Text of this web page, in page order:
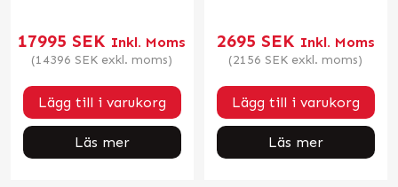
17995 SEK Inkl. Moms
(14396 SEK exkl. moms)
Lägg till i varukorg
Läs mer
2695 SEK Inkl. Moms
(2156 SEK exkl. moms)
Lägg till i varukorg
Läs mer